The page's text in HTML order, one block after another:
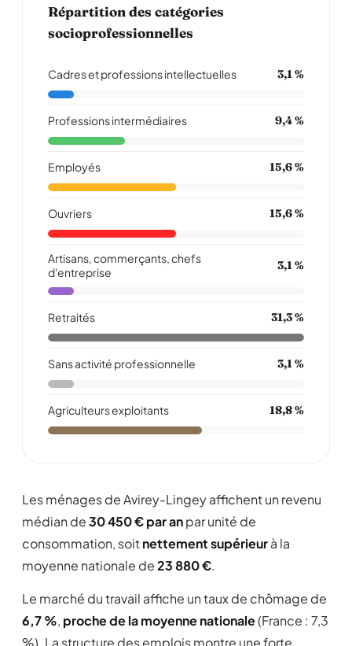
Répartition des catégories
socioprofessionnelles
Cadres et professions intellectuelles 3,1 %
Professions intermédiaires 9,4 %
Employés 15,6 %
Ouvriers 15,6 %
Artisans, commerçants, chefs
d'entreprise
3,1 %
Retraités 31,3 %
Sans activité professionnelle 3,1 %
Agriculteurs exploitants 18,8 %
Les ménages de Avirey-Lingey affichent un revenu
médian de30 450 € par anpar unité de
consommation, soitnettement supérieurà la
moyenne nationale de23 880 €.
Le marché du travail affiche un taux de chômage de
6,7 %, proche de la moyenne nationale(France : 7,3
%). La structure des emplois montre une forte